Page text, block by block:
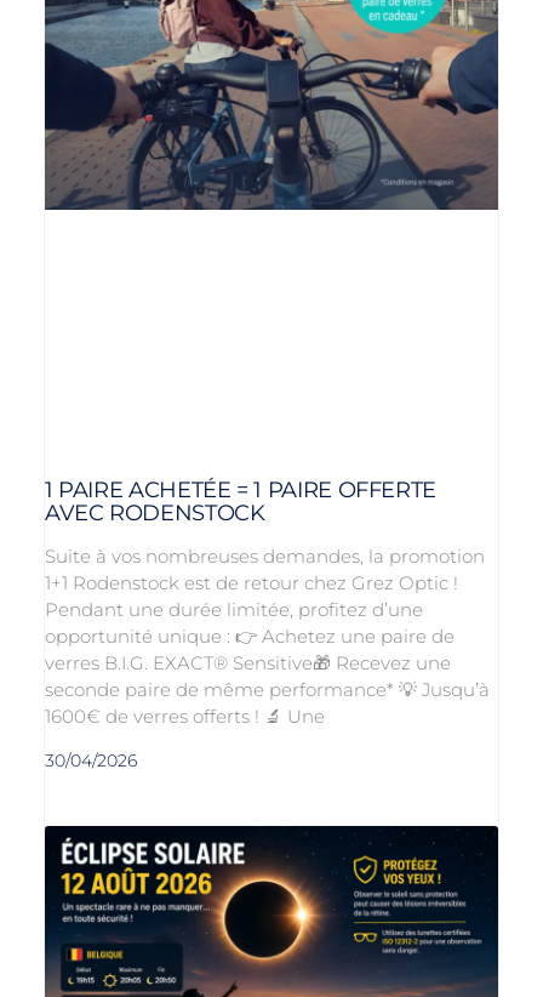
1 PAIRE ACHETÉE = 1 PAIRE OFFERTE
AVEC RODENSTOCK
Suite à vos nombreuses demandes, la promotion
1+1 Rodenstock est de retour chez Grez Optic !
Pendant une durée limitée, profitez d’une
opportunité unique : 👉 Achetez une paire de
verres B.I.G. EXACT® Sensitive🎁 Recevez une
seconde paire de même performance* 💡 Jusqu’à
1600€ de verres offerts ! 🔬 Une
30/04/2026